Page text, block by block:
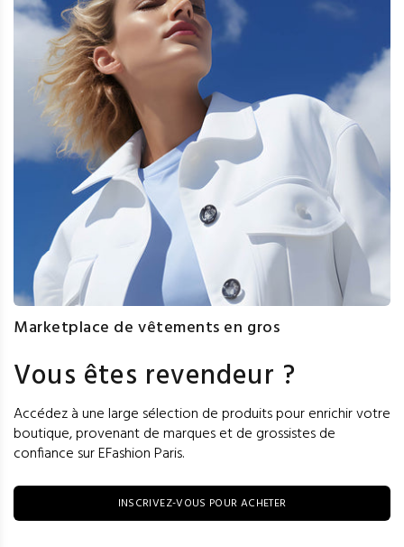
Marketplace de vêtements en gros
Vous êtes revendeur ?
Accédez à une large sélection de produits pour enrichir votre
boutique, provenant de marques et de grossistes de
confiance sur EFashion Paris.
INSCRIVEZ-VOUS POUR ACHETER